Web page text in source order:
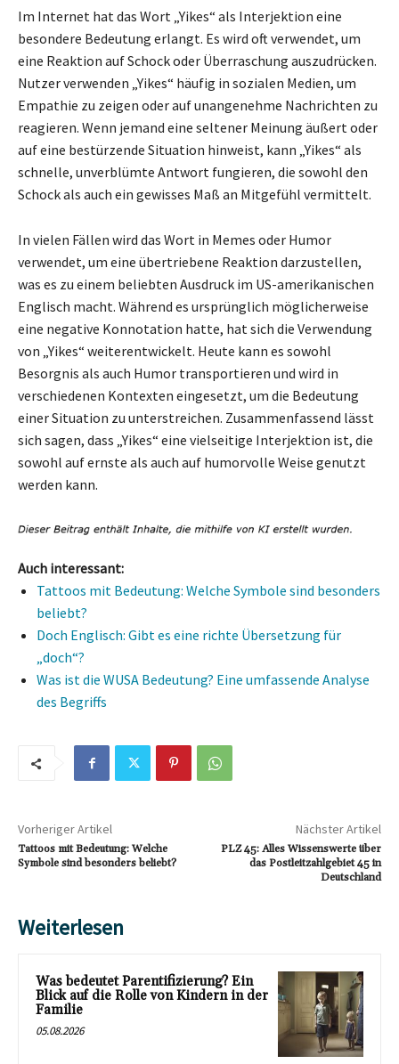
Im Internet hat das Wort „Yikes“ als Interjektion eine
besondere Bedeutung erlangt. Es wird oft verwendet, um
eine Reaktion auf Schock oder Überraschung auszudrücken.
Nutzer verwenden „Yikes“ häufig in sozialen Medien, um
Empathie zu zeigen oder auf unangenehme Nachrichten zu
reagieren. Wenn jemand eine seltener Meinung äußert oder
auf eine bestürzende Situation hinweist, kann „Yikes“ als
schnelle, unverblümte Antwort fungieren, die sowohl den
Schock als auch ein gewisses Maß an Mitgefühl vermittelt.
In vielen Fällen wird das Wort in Memes oder Humor
verwendet, um eine übertriebene Reaktion darzustellen,
was es zu einem beliebten Ausdruck im US-amerikanischen
Englisch macht. Während es ursprünglich möglicherweise
eine negative Konnotation hatte, hat sich die Verwendung
von „Yikes“ weiterentwickelt. Heute kann es sowohl
Besorgnis als auch Humor transportieren und wird in
verschiedenen Kontexten eingesetzt, um die Bedeutung
einer Situation zu unterstreichen. Zusammenfassend lässt
sich sagen, dass „Yikes“ eine vielseitige Interjektion ist, die
sowohl auf ernste als auch auf humorvolle Weise genutzt
werden kann.
Auch interessant:
Tattoos mit Bedeutung: Welche Symbole sind besonders
beliebt?
Doch Englisch: Gibt es eine richte Übersetzung für
„doch“?
Was ist die WUSA Bedeutung? Eine umfassende Analyse
des Begriffs
Vorheriger Artikel
Tattoos mit Bedeutung: Welche
Symbole sind besonders beliebt?
Nächster Artikel
PLZ 45: Alles Wissenswerte über
das Postleitzahlgebiet 45 in
Deutschland
Weiterlesen
Was bedeutet Parentifizierung? Ein
Blick auf die Rolle von Kindern in der
Familie
05.08.2026